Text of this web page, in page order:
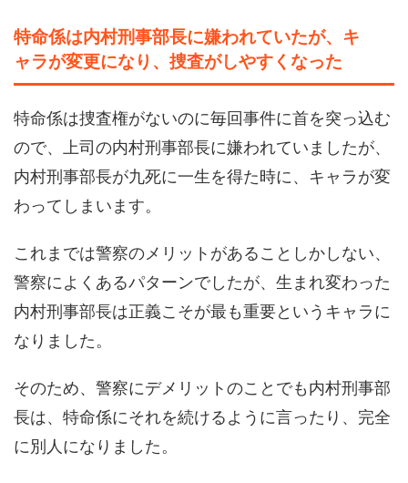
特命係は内村刑事部長に嫌われていたが、キ
ャラが変更になり、捜査がしやすくなった
特命係は捜査権がないのに毎回事件に首を突っ込む
ので、上司の内村刑事部長に嫌われていましたが、
内村刑事部長が九死に一生を得た時に、キャラが変
わってしまいます。
これまでは警察のメリットがあることしかしない、
警察によくあるパターンでしたが、生まれ変わった
内村刑事部長は正義こそが最も重要というキャラに
なりました。
そのため、警察にデメリットのことでも内村刑事部
長は、特命係にそれを続けるように言ったり、完全
に別人になりました。